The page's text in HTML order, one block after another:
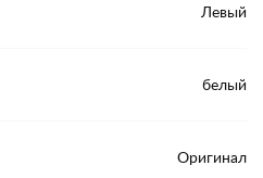
Левый
белый
Оригинал